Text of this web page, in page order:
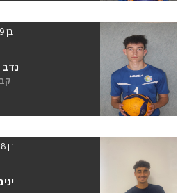
בן 19 | 1.9
נדב
בן 18 | 187